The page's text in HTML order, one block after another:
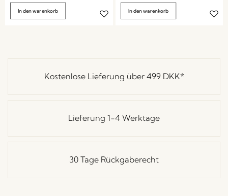
In den warenkorb In den warenkorb
Kostenlose Lieferung über 499 DKK*
Lieferung 1-4 Werktage
30 Tage Rückgaberecht